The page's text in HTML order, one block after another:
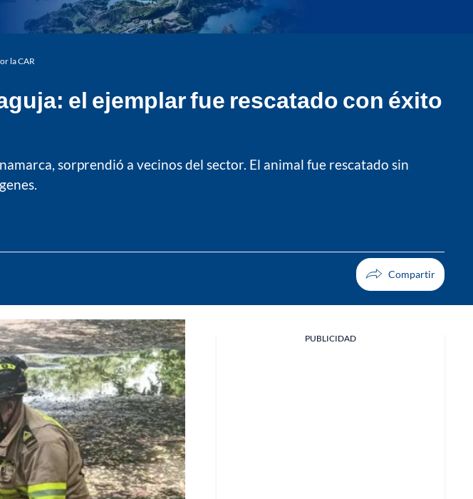
la CAR
el ejemplar fue rescatado con éxito
sorprendió a vecinos del sector. El animal fue rescatado sin
PUBLICIDAD